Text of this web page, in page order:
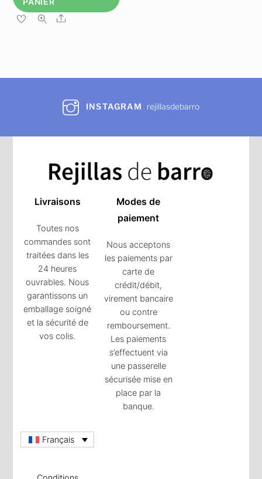
Share
INSTAGRAM rejillasdebarro
Livraisons
Toutes nos
commandes sont
traitées dans les
24 heures
ouvrables. Nous
garantissons un
emballage soigné
et la sécurité de
vos colis.
Modes de
paiement
Nous acceptons
les paiements par
carte de
crédit/débit,
virement bancaire
ou contre
remboursement.
Les paiements
s’effectuent via
une passerelle
sécurisée mise en
place par la
banque.
Français